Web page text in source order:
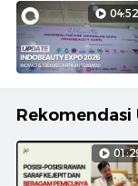
04:52